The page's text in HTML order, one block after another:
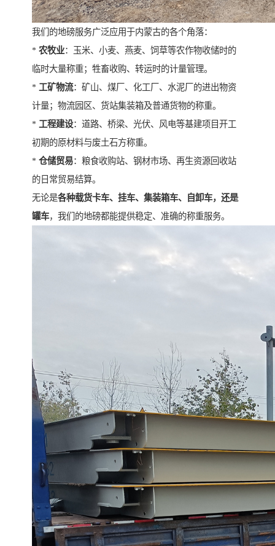
我们的地磅服务广泛应用于内蒙古的各个角落：
* 农牧业：玉米、小麦、燕麦、饲草等农作物收储时的
临时大量称重；牲畜收购、转运时的计量管理。
* 工矿物流：矿山、煤厂、化工厂、水泥厂的进出物资
计量；物流园区、货站集装箱及普通货物的称重。
* 工程建设：道路、桥梁、光伏、风电等基建项目开工
初期的原材料与废土石方称重。
* 仓储贸易：粮食收购站、钢材市场、再生资源回收站
的日常贸易结算。
无论是各种载货卡车、挂车、集装箱车、自卸车，还是
罐车，我们的地磅都能提供稳定、准确的称重服务。